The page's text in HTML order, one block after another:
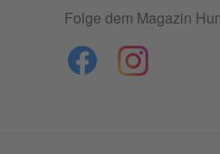
Folge dem Magazin